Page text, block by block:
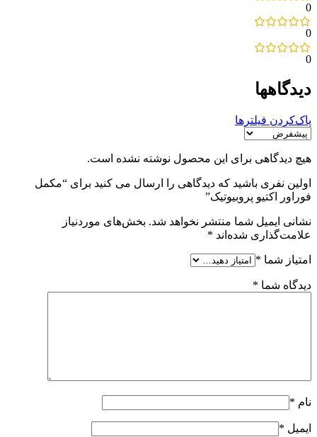
0
0
0
دیدگاهها
پاک‌کردن فیلترها
هیچ دیدگاهی برای این محصول نوشته نشده است.
اولین نفری باشید که دیدگاهی را ارسال می کنید برای “مکمل
فوراور اکتیو پروبیوتیک”
نشانی ایمیل شما منتشر نخواهد شد. بخش‌های موردنیاز
علامت‌گذاری شده‌اند *
امتیاز شما *
دیدگاه شما *
نام *
ایمیل *